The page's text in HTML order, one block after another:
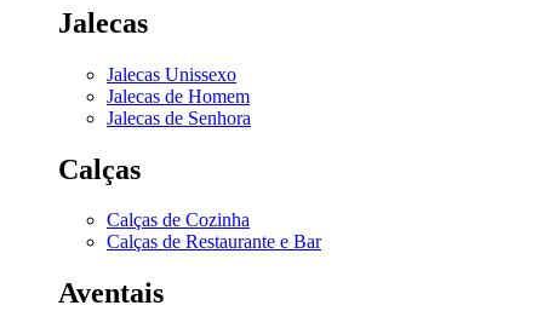
Jalecas
Jalecas Unissexo
Jalecas de Homem
Jalecas de Senhora
Calças
Calças de Cozinha
Calças de Restaurante e Bar
Aventais